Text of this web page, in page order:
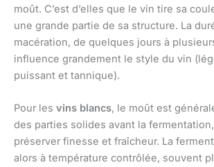
moût. C’est d’elles que le vin tire sa
une grande partie de sa structure. La
macération, de quelques jours à
influence grandement le style du vin
puissant et tannique).
Pour les vins blancs, le moût est
des parties solides avant la
préserver finesse et fraîcheur. La
alors à température contrôlée, souvent